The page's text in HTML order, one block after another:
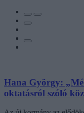
Hana György:
oktatásról szóló